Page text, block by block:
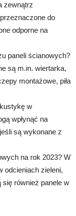
zewnątrz
do
odporne na
paneli ścianowych?
są m.in. wiertarka,
montażowe, piła
w
wpłynąć na
są wykonane z
na rok 2023? W
odcieniach zieleni,
się również panele w